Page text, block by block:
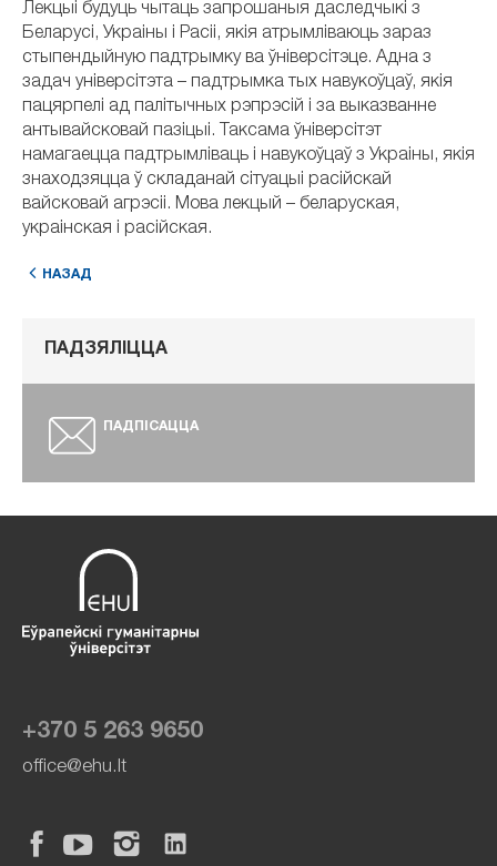
Лекцыі будуць чытаць запрошаныя даследчыкі з
Беларусі, Украіны і Расіі, якія атрымліваюць зараз
стыпендыйную падтрымку ва ўніверсітэце. Адна з
задач універсітэта – падтрымка тых навукоўцаў, якія
пацярпелі ад палітычных рэпрэсій і за выказванне
антывайсковай пазіцыі. Таксама ўніверсітэт
намагаецца падтрымліваць і навукоўцаў з Украіны, якія
знаходзяцца ў складанай сітуацыі расійскай
вайсковай агрэсіі. Мова лекцый – беларуская,
украінская і расійская.
НАЗАД
ПАДЗЯЛІЦЦА
ПАДПІСАЦЦА
+370 5 263 9650
office@ehu.lt